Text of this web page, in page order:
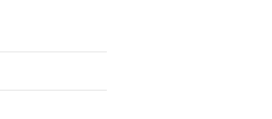
Probepaket selbst
in der Ihr alle
So kannst du es